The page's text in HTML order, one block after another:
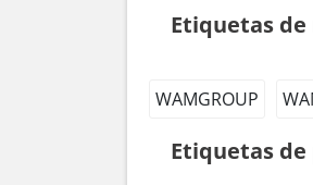
Etiquetas de
WAMGROUP
Etiquetas